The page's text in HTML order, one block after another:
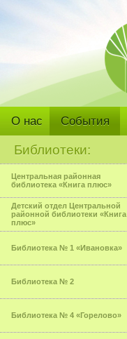
О нас События
Библиотеки:
Центральная районная
библиотека «Книга плюс»
Детский отдел Центральной
районной библиотеки «Книга
плюс»
Библиотека № 1 «Ивановка»
Библиотека № 2
Библиотека № 4 «Горелово»